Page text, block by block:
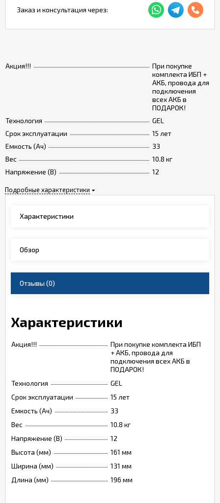
Акция!!!
При покупке
комплекта ИБП +
АКБ, провода для
подключения
всех АКБ в
ПОДАРОК!
Технология
GEL
Срок эксплуатации
15 лет
Емкость (Ач)
33
Вес
10.8 кг
Напряжение (В)
12
Подробные характеристики
Заказ и консультация через:
Характеристики
Обзор
Отзывы(0)
Характеристики
Акция!!!
При покупке комплекта ИБП
+ АКБ, провода для
подключения всех АКБ в
ПОДАРОК!
Технология
GEL
Срок эксплуатации
15 лет
Емкость (Ач)
33
Вес
10.8 кг
Напряжение (В)
12
Высота (мм)
161 мм
Ширина (мм)
131 мм
Длина (мм)
196 мм